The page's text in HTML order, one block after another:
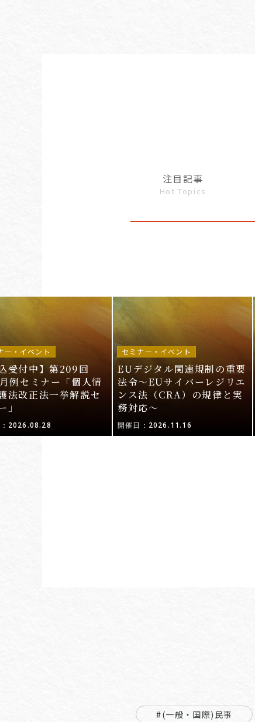
注目記事
Hot Topics
ー・イベント
受付中】第209回
例セミナー「個人情
法改正法一挙解説セ
」
2026.08.28
セミナー・イベント
EUデジタル関連規制の重要
法令〜EUサイバーレジリエ
ンス法（CRA）の規律と実
務対応〜
開催日：2026.11.16
#(一般・国際)民事